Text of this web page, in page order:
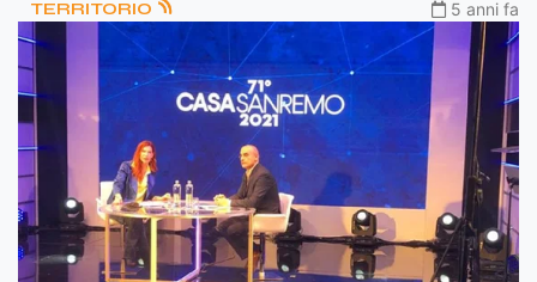
TERRITORIO 5 anni fa